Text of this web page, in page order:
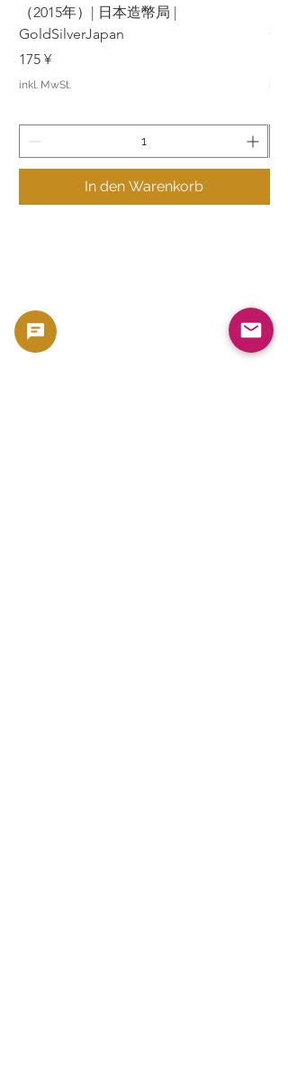
（2015年）| 日本造幣局 |
GoldSilverJapan
Preis
175 ¥
inkl. MwSt.
In den Warenkorb